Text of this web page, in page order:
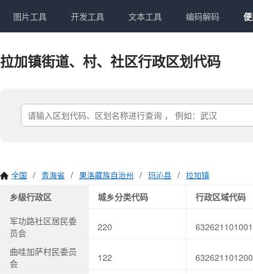
图片工具 开发工具 文本工具 编码解码
拉加镇街道、村、社区行政区划代码
全国 / 青海省 / 果洛藏族自治州 / 玛沁县 / 拉加镇
乡级行政区 城乡分类代码 行政区域代码
军功路社区居民委
员会
220 632621101001
曲哇加萨村民委员
会
122 632621101200